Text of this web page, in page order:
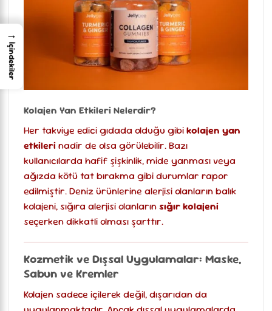
Kolajen Yan Etkileri Nelerdir?
Her takviye edici gıdada olduğu gibikolajen yan
etkilerinadir de olsa görülebilir. Bazı
kullanıcılarda hafif şişkinlik, mide yanması veya
ağızda kötü tat bırakma gibi durumlar rapor
edilmiştir. Deniz ürünlerine alerjisi olanların balık
kolajeni, sığıra alerjisi olanlarınsığır kolajeni
seçerken dikkatli olması şarttır.
Kozmetik ve Dışsal Uygulamalar: Maske,
Sabun ve Kremler
Kolajen sadece içilerek değil, dışarıdan da
→
İçindekiler